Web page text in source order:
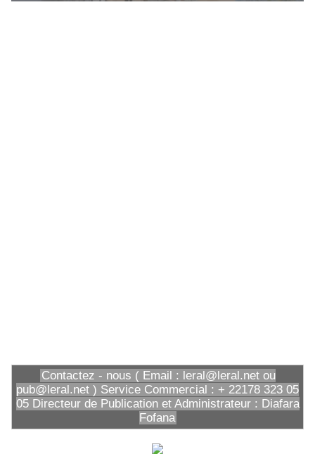
Contactez - nous ( Email : leral@leral.net ou
pub@leral.net ) Service Commercial : + 22178 323 05
05 Directeur de Publication et Administrateur : Diafara
Fofana